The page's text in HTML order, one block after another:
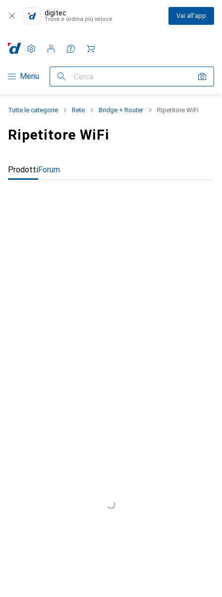
digitec
Trova e ordina più veloce Vai all'app
Categoria Navigazione
Menu Cerca
Impostazioni
Conto cliente
Liste di confronto
Liste dei desideri
Carrello
Tutte le categorie Rete Bridge + Router Ripetitore WiFi
Ripetitore WiFi
ProdottiForum